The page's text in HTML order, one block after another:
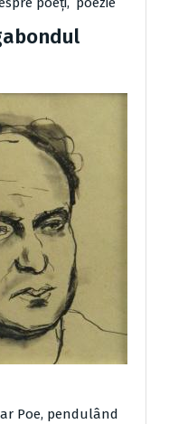
Poe, pendulând